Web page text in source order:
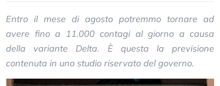
Entro il mese di agosto potremmo tornare ad
avere fino a 11.000 contagi al giorno a causa
della variante Delta. È questa la previsione
contenuta in uno studio riservato del governo.